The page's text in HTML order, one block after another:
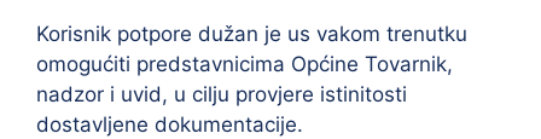
Korisnik potpore dužan je us vakom trenutku
omogućiti predstavnicima Općine Tovarnik,
nadzor i uvid, u cilju provjere istinitosti
dostavljene dokumentacije.